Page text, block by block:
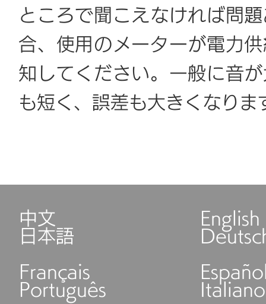
ところで聞こえなければ問
合、使用のメーターが電力
知してください。一般に音
も短く、誤差も大きくなりま
中文 English
日本語
Français
Português Italiano